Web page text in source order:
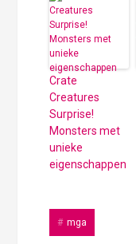
Crate
Creatures
Surprise!
Monsters met
unieke
eigenschappen
mga